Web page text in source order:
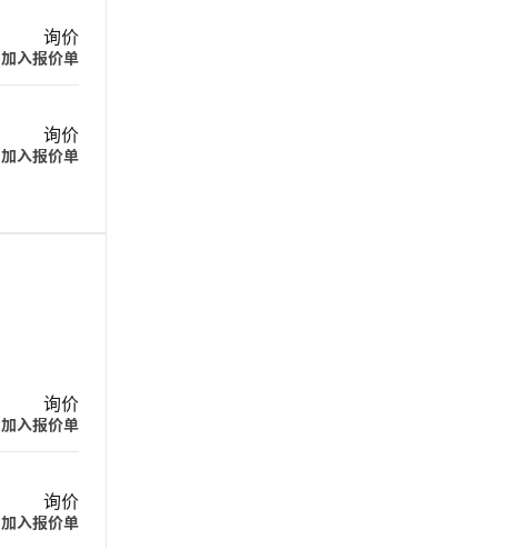
询价
加入报价单
询价
加入报价单
询价
加入报价单
询价
加入报价单